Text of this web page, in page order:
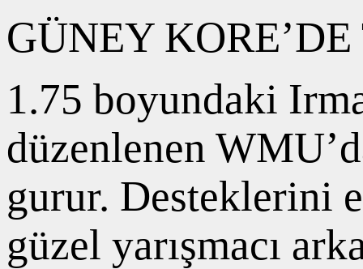
GÜNEY
1.75 boyundaki
düzenlenen
gurur. Desteklerini
güzel yarışmacı